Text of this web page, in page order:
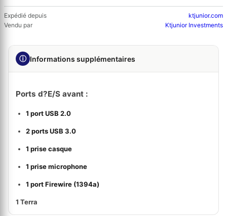
Expédié depuis
ktjunior.com
Vendu par
Ktjunior Investments
ⓘ Informations supplémentaires
Ports d?E/S avant :
1 port USB 2.0
2 ports USB 3.0
1 prise casque
1 prise microphone
1 port Firewire (1394a)
1 Terra